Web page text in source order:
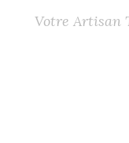
Votre Artisan